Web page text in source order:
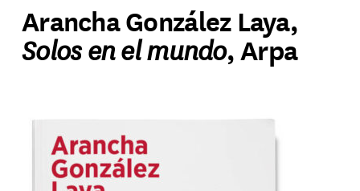
Arancha González Laya,
Solos en el mundo, Arpa